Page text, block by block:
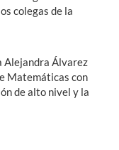
colegas de la
Alejandra Álvarez
Matemáticas con
de alto nivel y la